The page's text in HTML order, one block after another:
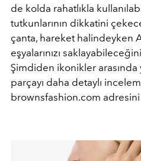
de kolda rahatlıkla
tutkunlarının dikkatini
çanta, hareket halindeyken
eşyalarınızı
Şimdiden ikonikler arasında
parçayı daha detaylı
brownsfashion.com